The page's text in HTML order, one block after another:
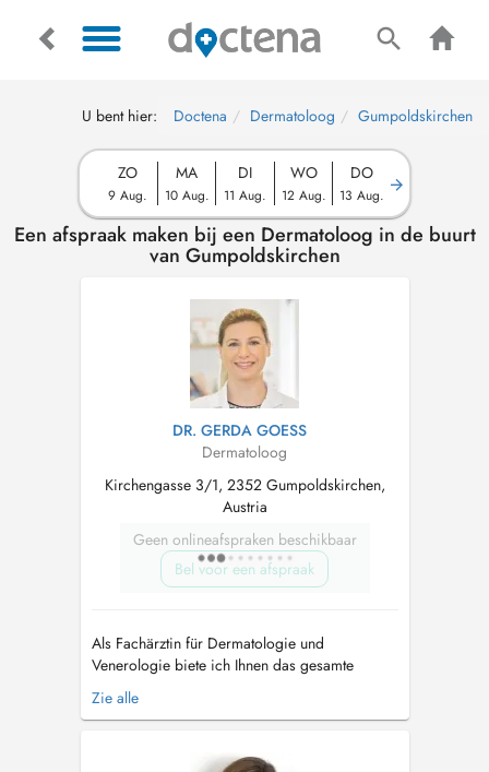
U bent hier: Doctena Dermatoloog Gumpoldskirchen
ZO
9 Aug.
MA
10 Aug.
DI
11 Aug.
WO
12 Aug.
DO
13 Aug.
Een afspraak maken bij een Dermatoloog in de buurt
van Gumpoldskirchen
DR. GERDA GOESS
Dermatoloog
Kirchengasse 3/1, 2352 Gumpoldskirchen,
Austria
Geen onlineafspraken beschikbaar
Bel voor een afspraak
Als Fachärztin für Dermatologie und
Venerologie biete ich Ihnen das gesamte
Spektrum der allgemeinen Dermatologie,
Allergologie und ästhetischen Dermatologie. In
kompetente dermatologische Behandlung in
Zie alle